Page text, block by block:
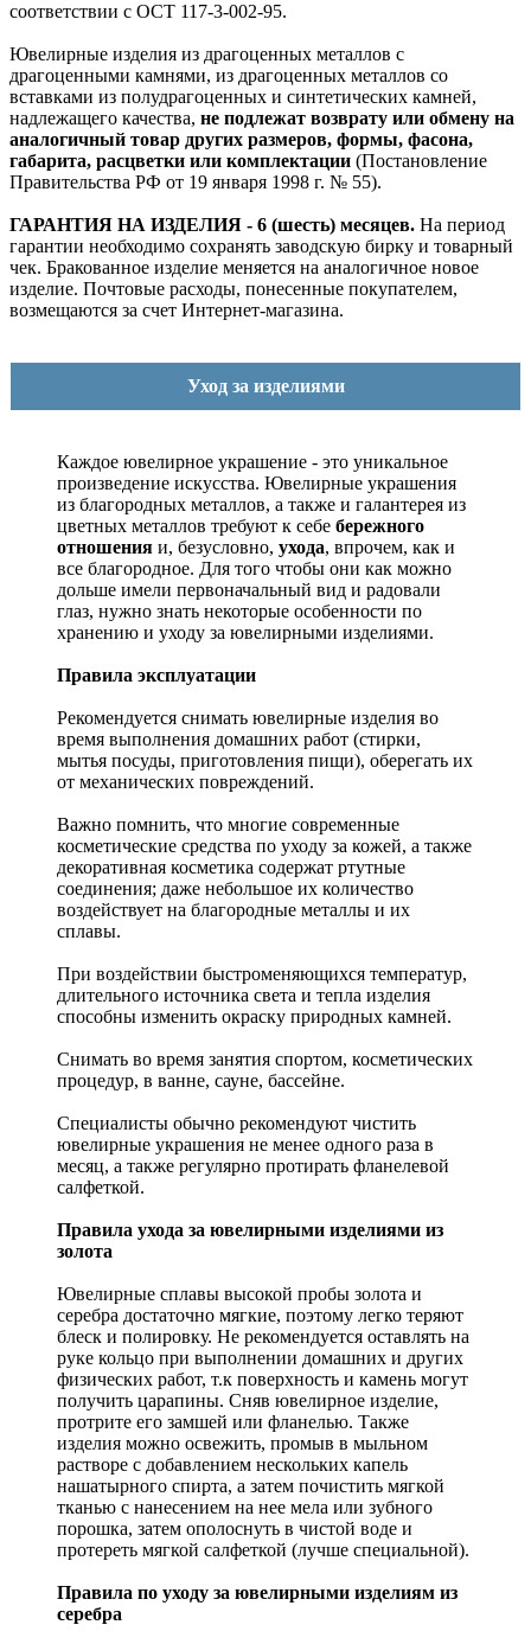
соответствии с ОСТ 117-3-002-95.
Ювелирные изделия из драгоценных металлов с
драгоценными камнями, из драгоценных металлов со
вставками из полудрагоценных и синтетических камней,
надлежащего качества, не подлежат возврату или обмену на
аналогичный товар других размеров, формы, фасона,
габарита, расцветки или комплектации (Постановление
Правительства РФ от 19 января 1998 г. № 55).
ГАРАНТИЯ НА ИЗДЕЛИЯ - 6 (шесть) месяцев. На период
гарантии необходимо сохранять заводскую бирку и товарный
чек. Бракованное изделие меняется на аналогичное новое
изделие. Почтовые расходы, понесенные покупателем,
возмещаются за счет Интернет-магазина.
Уход за изделиями
Каждое ювелирное украшение - это уникальное
произведение искусства. Ювелирные украшения
из благородных металлов, а также и галантерея из
цветных металлов требуют к себе бережного
отношения и, безусловно, ухода, впрочем, как и
все благородное. Для того чтобы они как можно
дольше имели первоначальный вид и радовали
глаз, нужно знать некоторые особенности по
хранению и уходу за ювелирными изделиями.
Правила эксплуатации
Рекомендуется снимать ювелирные изделия во
время выполнения домашних работ (стирки,
мытья посуды, приготовления пищи), оберегать их
от механических повреждений.
Важно помнить, что многие современные
косметические средства по уходу за кожей, а также
декоративная косметика содержат ртутные
соединения; даже небольшое их количество
воздействует на благородные металлы и их
сплавы.
При воздействии быстроменяющихся температур,
длительного источника света и тепла изделия
способны изменить окраску природных камней.
Снимать во время занятия спортом, косметических
процедур, в ванне, сауне, бассейне.
Специалисты обычно рекомендуют чистить
ювелирные украшения не менее одного раза в
месяц, а также регулярно протирать фланелевой
салфеткой.
Правила ухода за ювелирными изделиями из
золота
Ювелирные сплавы высокой пробы золота и
серебра достаточно мягкие, поэтому легко теряют
блеск и полировку. Не рекомендуется оставлять на
руке кольцо при выполнении домашних и других
физических работ, т.к поверхность и камень могут
получить царапины. Сняв ювелирное изделие,
протрите его замшей или фланелью. Также
изделия можно освежить, промыв в мыльном
растворе с добавлением нескольких капель
нашатырного спирта, а затем почистить мягкой
тканью с нанесением на нее мела или зубного
порошка, затем ополоснуть в чистой воде и
протереть мягкой салфеткой (лучше специальной).
Правила по уходу за ювелирными изделиям из
серебра